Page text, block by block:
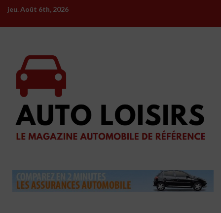
Skip
content
jeu. Août 6th, 2026